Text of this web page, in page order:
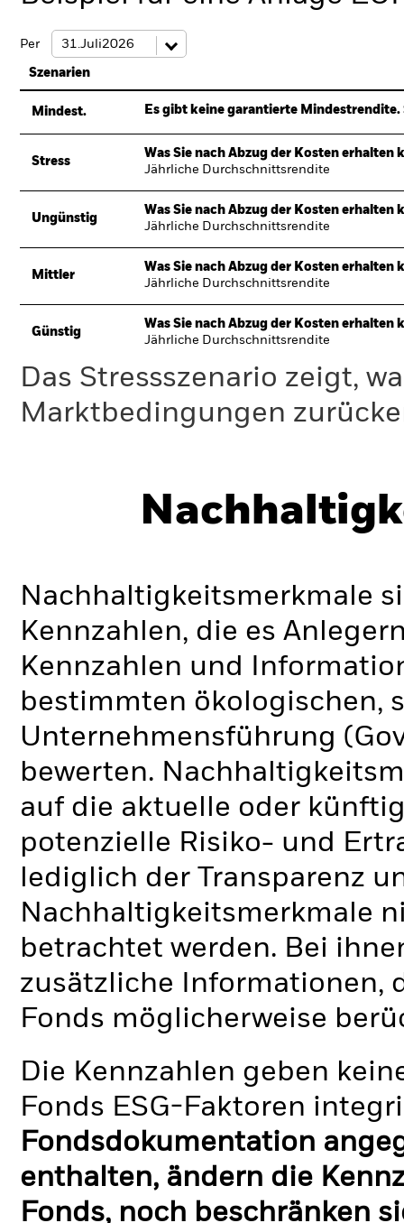
Per
Szenarien
Mindest. Es gibt keine garantierte
Stress
Was Sie nach Abzug der Kosten erhalten
Jährliche Durchschnittsrendite
Ungünstig
Was Sie nach Abzug der Kosten erhalten
Jährliche Durchschnittsrendite
Mittler
Was Sie nach Abzug der Kosten erhalten
Jährliche Durchschnittsrendite
Günstig
Was Sie nach Abzug der Kosten erhalten
Jährliche Durchschnittsrendite
Das Stressszenario zeigt,
Marktbedingungen
Nachhaltigkeitsmerkmale
Kennzahlen, die es
Kennzahlen und
bestimmten ökologischen,
Unternehmensführung
bewerten.
auf die aktuelle oder
potenzielle Risiko- und
lediglich der Transparenz
Nachhaltigkeitsmerkmale
betrachtet werden. Bei
zusätzliche Informationen,
Fonds möglicherweise
Die Kennzahlen geben
Fonds ESG-Faktoren
Fondsdokumentation
enthalten, ändern die
Fonds, noch beschränken